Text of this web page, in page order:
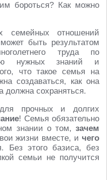
бороться? Как можно
семейных отношений
быть результатом
труда по
нужных знаний и
что такое семья на
создаваться, как она
должна сохраняться.
прочных и долгих
! Семья обязательно
знании о том, зачем
жизни вместе, и чего
Без этого базиса, без
семьи не получится